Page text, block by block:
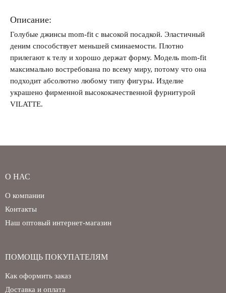
Забыли свой пароль?
Описание:
Голубые джинсы mom-fit с высокой посадкой. Эластичный
деним способствует меньшей сминаемости. Плотно
прилегают к телу и хорошо держат форму. Модель mom-fit
максимально востребована по всему миру, потому что она
подходит абсолютно любому типу фигуры. Изделие
украшено фирменной высококачественной фурнитурой
VILATTE.
О НАС
О компании
Контакты
Наш оптовый интернет-магазин
ПОМОЩЬ ПОКУПАТЕЛЯМ
Как оформить заказ
Доставка и оплата